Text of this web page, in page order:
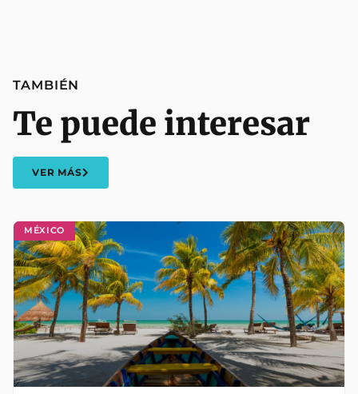
MÉXICO
TAMBIÉN
Te puede interesar
VER MÁS